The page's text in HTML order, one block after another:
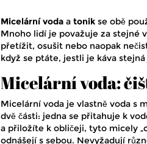
Micelární voda a tonik se obě
Mnoho lidí je považuje za stejné
přetížit, osušit nebo naopak
když se ptáte, jestli je káva
Micelární voda:
Micelární voda je vlastně voda s
dvě části: jedna se přitahuje k
a přiložíte k obličeji, tyto micely
odnášejí s sebou. Nevyžadují